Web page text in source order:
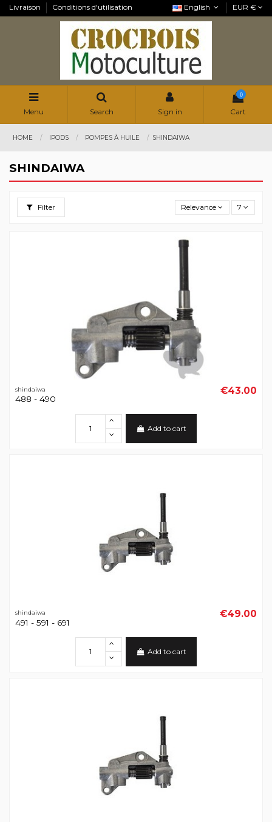
Livraison Conditions d'utilisation English EUR €
Menu Search Sign in
0
Cart
HOME IPODS POMPES À HUILE SHINDAIWA
SHINDAIWA
Filter Relevance 7
shindaiwa
488 - 490
€43.00
Add to cart
shindaiwa
491 - 591 - 691
€49.00
Add to cart